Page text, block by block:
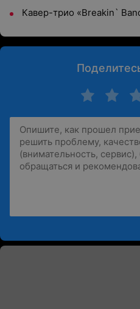
Кавер-трио «Breakin`